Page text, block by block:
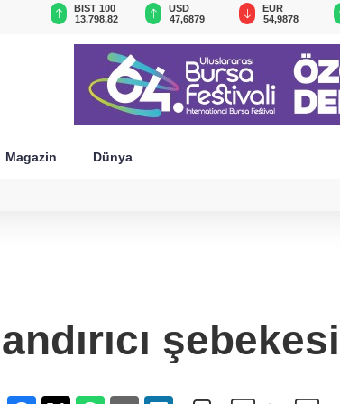
BIST 100
13.798,82
USD
47,6879
EUR
54,9878
Magazin Dünya